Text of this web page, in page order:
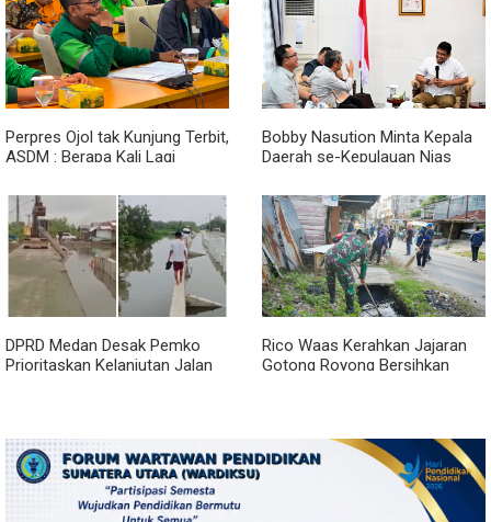
Perpres Ojol tak Kunjung Terbit,
ASDM : Berapa Kali Lagi
Janji?
Bobby Nasution Minta Kepala
Daerah se-Kepulauan Nias
DPRD Medan Desak Pemko
Prioritaskan Kelanjutan Jalan
Rico Waas Kerahkan Jajaran
Gotong Royong Bersihkan